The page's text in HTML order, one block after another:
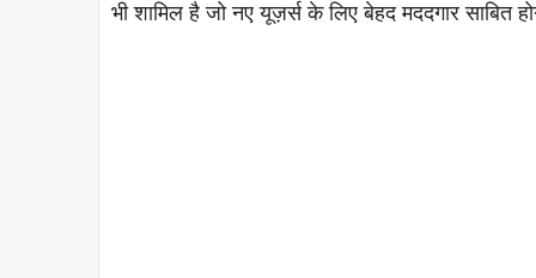
भी शामिल है जो नए यूज़र्स के लिए बेहद मददगार साबित